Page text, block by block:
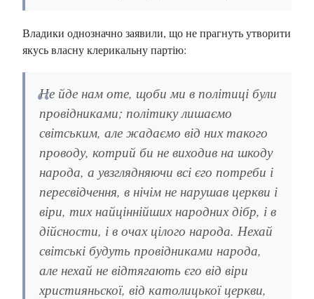
Владики однозначно заявили, що не прагнуть утворити
якусь власну клерикальну партію:
Не йде нам оте, щоби ми в політиці були
провідниками; політику лишаємо
світським, але жадаємо від них такого
проводу, котрий би не виходив на шкоду
народа, а увзглядняючи всі єго потреби і
пересвідчення, в нічім не нарушав церкви і
віри, тих найціннійших народних дібр, і в
дійсности, і в очах цілого народа. Нехай
світські будуть провідниками народа,
але нехай не відтягають єго від віри
християньскої, від католицької церкви,